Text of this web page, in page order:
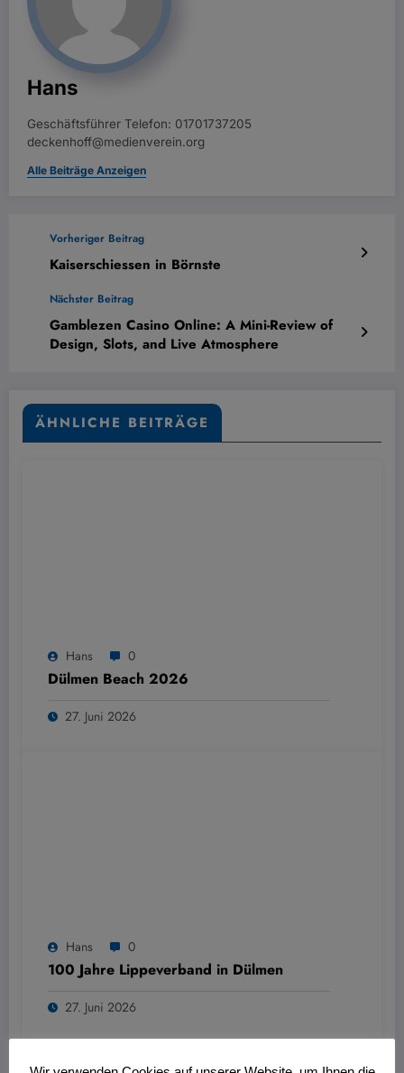
Hans
Geschäftsführer Telefon: 01701737205
deckenhoff@medienverein.org
Alle Beiträge Anzeigen
Vorheriger Beitrag
Kaiserschiessen in Börnste
Nächster Beitrag
Gamblezen Casino Online: A Mini-Review of
Design, Slots, and Live Atmosphere
ÄHNLICHE BEITRÄGE
Hans 0
Dülmen Beach 2026
27. Juni 2026
Hans 0
100 Jahre Lippeverband in Dülmen
27. Juni 2026